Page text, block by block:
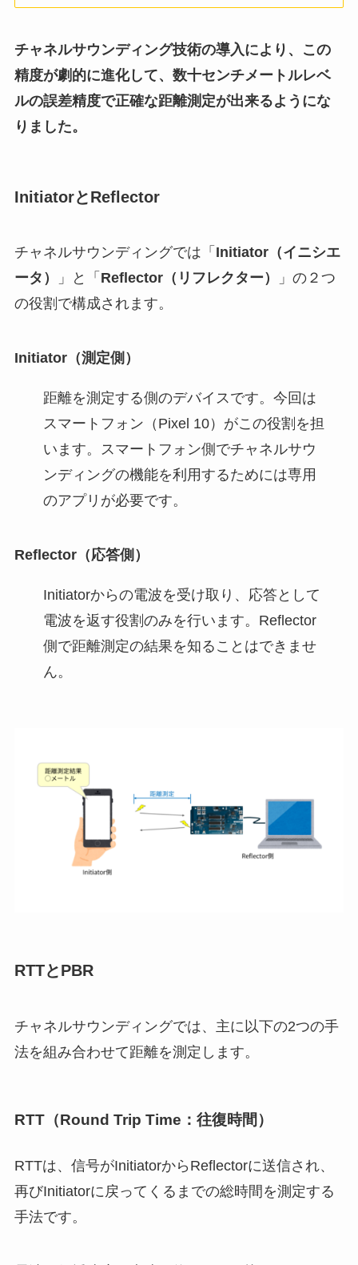
チャネルサウンディング技術の導入により、この
精度が劇的に進化して、数十センチメートルレベ
ルの誤差精度で正確な距離測定が出来るようにな
りました。
InitiatorとReflector
チャネルサウンディングでは「 Initiator（イニシエ
ータ）
」と「 Reflector（リフレクター）
」の２つ
の役割で構成されます。
Initiator（測定側）
距離を測定する側のデバイスです。今回は
スマートフォン（Pixel 10）がこの役割を担
います。スマートフォン側でチャネルサウ
ンディングの機能を利用するためには専用
のアプリが必要です。
Reflector（応答側）
Initiatorからの電波を受け取り、応答として
電波を返す役割のみを行います。Reflector
側で距離測定の結果を知ることはできませ
ん。
RTTとPBR
チャネルサウンディングでは、主に以下の2つの手
法を組み合わせて距離を測定します。
RTT（Round Trip Time：往復時間）
RTTは、信号がInitiatorからReflectorに送信され、
再びInitiatorに戻ってくるまでの総時間を測定する
手法です。